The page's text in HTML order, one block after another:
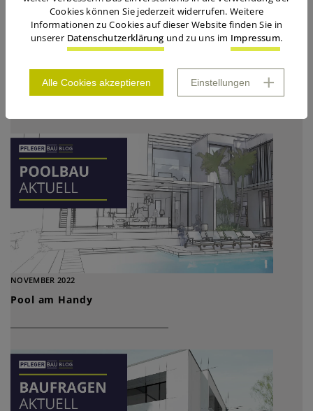
Werte (er)schaffen
NOVEMBER 2022
Pool am Handy
Cookies können Sie jederzeit widerrufen. Weitere
Informationen zu Cookies auf dieser Website finden Sie in
unserer Datenschutzerklärung und zu uns im Impressum.
Alle Cookies akzeptieren Einstellungen